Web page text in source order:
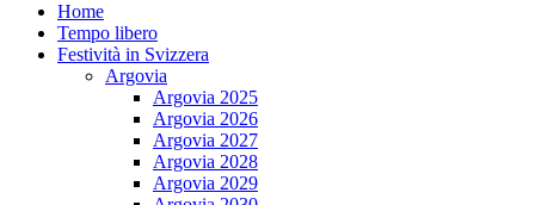
Home
Tempo libero
Festività in Svizzera
Argovia
Argovia 2025
Argovia 2026
Argovia 2027
Argovia 2028
Argovia 2029